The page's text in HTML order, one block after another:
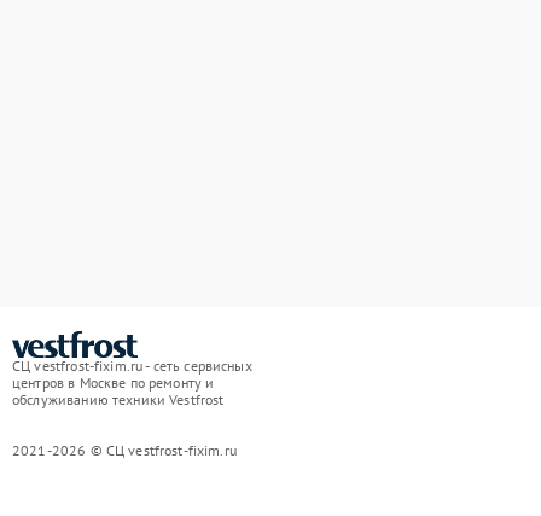
СЦ vestfrost-fixim.ru - сеть сервисных
центров в Москве по ремонту и
обслуживанию техники Vestfrost
2021-2026 © СЦ vestfrost-fixim.ru